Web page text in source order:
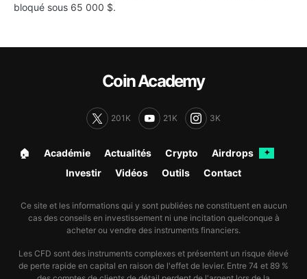
bloqué sous 65 000 $.
Coin Academy
201K 21K 3K
🏠︎ Académie Actualités Crypto Airdrops ✦
Investir Vidéos Outils Contact
Ce site et les informations qui y sont publiées ne constituent en aucun
cas des conseils en investissement ni une incitation quelconque à
acheter ou vendre des instruments financiers.
Les CFD sont des instruments complexes et présentent un risque élevé
de perte rapide en capital en raison de l'effet de levier. Entre 74 et 89 %